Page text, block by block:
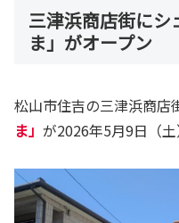
三津浜商店街にシ
ま」がオープン
松山市住吉の三津浜商店
ま」 が2026年5月9日（